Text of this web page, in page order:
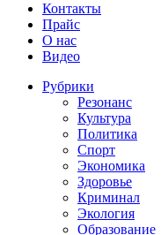
Контакты
Прайс
О нас
Видео
Рубрики
Резонанс
Культура
Политика
Спорт
Экономика
Здоровье
Криминал
Экология
Образование